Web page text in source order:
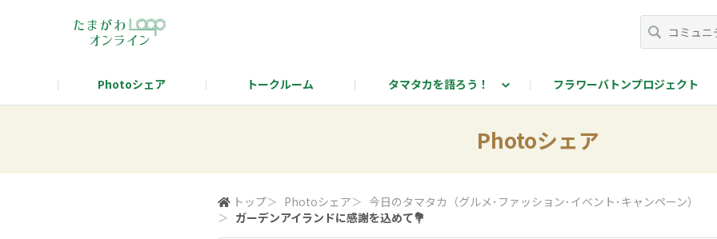
Photoシェア トークルーム タマタカを語ろう！ フラワーバトンプロジェクト
Photoシェア
トップ＞ Photoシェア＞ 今日のタマタカ（グルメ･ファッション･イベント･キャンペーン）
＞ ガーデンアイランドに感謝を込めて💐